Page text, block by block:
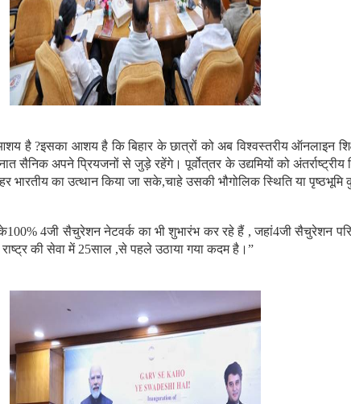
है?इसका आशय है कि बिहार के छात्रों को अब विश्वस्तरीय ऑनलाइन
सैनिक अपने प्रियजनों से जुड़े रहेंगे। पूर्वोत्तर के उद्यमियों को
भारतीय का उत्थान किया जा सके,चाहे उसकी भौगोलिक स्थिति या पृष्ठभूमि
100% 4जी सैचुरेशन नेटवर्क का भी शुभारंभ कर रहे हैं , जहां4जी सैचुरेशन
राष्ट्र की सेवा में 25साल ,से पहले उठाया गया कदम है। ”